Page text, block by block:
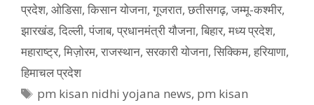
प्रदेश, ओडिसा, किसान योजना, गूजरात, छतीसगढ़, जम्मू-कश्मीर,
झारखंड, दिल्ली, पंजाब, प्रधानमंत्री यौजना, बिहार, मध्य प्रदेश,
महाराष्ट्र, मिज़ोरम, राजस्थान, सरकारी योजना, सिक्किम, हरियाणा,
हिमाचल प्रदेश
Tags
pm kisan nidhi yojana news, pm kisan